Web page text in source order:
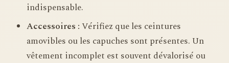
indispensable.
Accessoires :Vérifiez que les ceintures
amovibles ou les capuches sont présentes. Un
vêtement incomplet est souvent dévalorisé ou